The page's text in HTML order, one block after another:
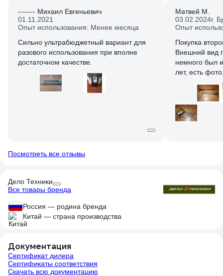
------- Михаил Евгеньевич
01.11.2021
Опыт использования: Менее месяца
Сильно ультрабюджетный вариант для
разового использования при вполне
достаточном качестве.
Матвей М.
03.02.2024г.
Опыт
Покупка
Внешний вид
немного был
лет, есть
инструмент
17 однажды
через
на зев ключа
затягивании.
Посмотреть все отзывы
Дело Техники
Все товары бренда
Россия — родина бренда
Китай — страна производства
Документация
Сертификат дилера
Сертификаты соответствия
Скачать всю документацию